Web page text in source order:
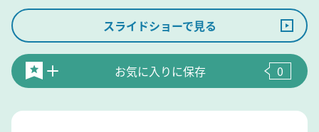
スライドショーで見る
お気に入りに保存 0